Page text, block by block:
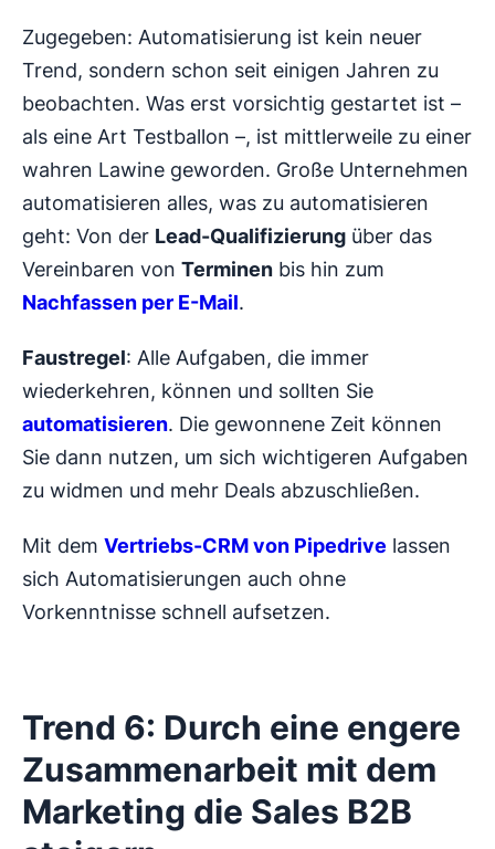
Zugegeben: Automatisierung ist kein neuer
Trend, sondern schon seit einigen Jahren zu
beobachten. Was erst vorsichtig gestartet ist –
als eine Art Testballon –, ist mittlerweile zu einer
wahren Lawine geworden. Große Unternehmen
automatisieren alles, was zu automatisieren
geht: Von der Lead-Qualifizierung über das
Vereinbaren von Terminen bis hin zum
Nachfassen per E-Mail.
Faustregel: Alle Aufgaben, die immer
wiederkehren, können und sollten Sie
automatisieren. Die gewonnene Zeit können
Sie dann nutzen, um sich wichtigeren Aufgaben
zu widmen und mehr Deals abzuschließen.
Mit dem Vertriebs-CRM von Pipedrive lassen
sich Automatisierungen auch ohne
Vorkenntnisse schnell aufsetzen.
Trend 6: Durch eine engere
Zusammenarbeit mit dem
Marketing die Sales B2B